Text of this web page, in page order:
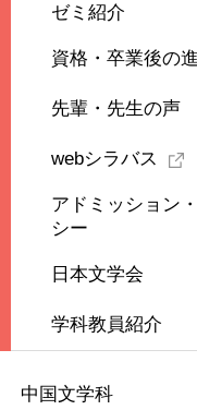
ゼミ紹介
資格・卒業後の
先輩・先生の声
webシラバス
アドミッション
シー
日本文学会
学科教員紹介
中国文学科